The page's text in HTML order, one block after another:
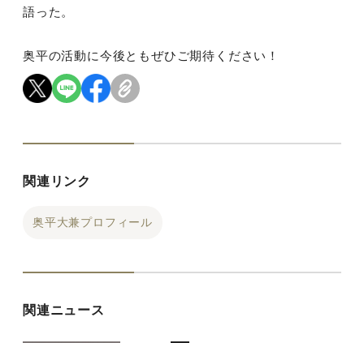
語った。
奥平の活動に今後ともぜひご期待ください！
関連リンク
奥平大兼プロフィール
関連ニュース